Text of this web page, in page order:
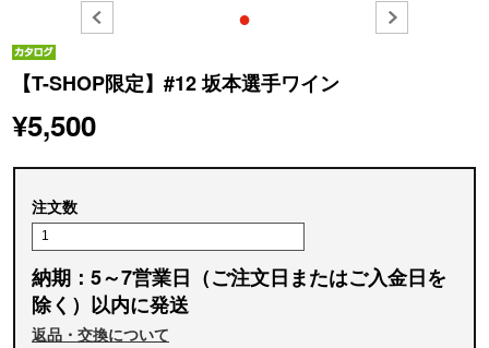
●
【T-SHOP限定】#12 坂本選手ワイン
¥5,500
注文数
納期：5～7営業日（ご注文日またはご入金日を
除く）以内に発送
返品・交換について